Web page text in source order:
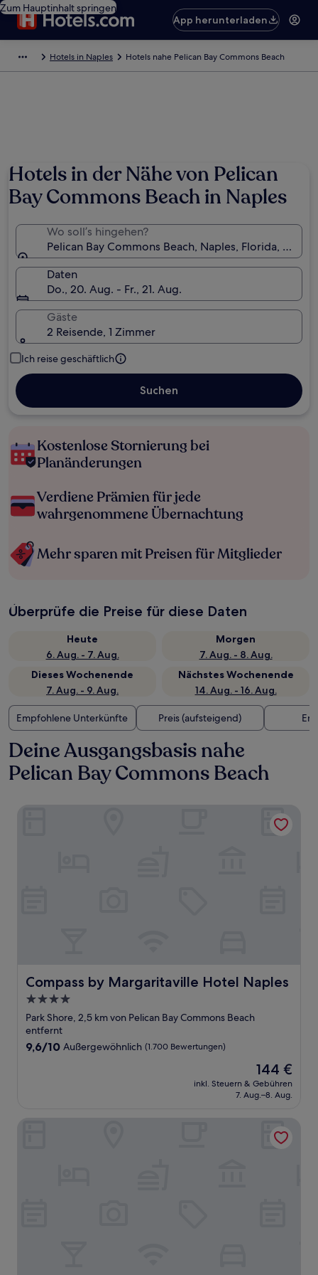
Zum Hauptinhalt springen
App herunterladen
Hotels in Naples Hotels nahe Pelican Bay Commons Beach
Hotels in der Nähe von Pelican
Bay Commons Beach in Naples
Wo soll’s hingehen?
Pelican Bay Commons Beach, Naples, Florida, USA
Daten
Do., 20. Aug. - Fr., 21. Aug.
Gäste
2 Reisende, 1 Zimmer
Ich reise geschäftlich
Suchen
Kostenlose Stornierung bei
Planänderungen
Verdiene Prämien für jede
wahrgenommene Übernachtung
Mehr sparen mit Preisen für Mitglieder
Überprüfe die Preise für diese Daten
Heute
6. Aug. - 7. Aug.
Morgen
7. Aug. - 8. Aug.
Dieses Wochenende
7. Aug. - 9. Aug.
Nächstes Wochenende
14. Aug. - 16. Aug.
Empfohlene Unterkünfte Preis (aufsteigend)
Deine Ausgangsbasis nahe
Pelican Bay Commons Beach
Compass by Margaritaville Hotel Naples
Compass by Margaritaville Hotel Naples
4.0-
Sterne-
Unterkunft
Park Shore, 2,5 km von Pelican Bay Commons Beach
entfernt
9.6
9,6/10 Außergewöhnlich (1.700 Bewertungen)
Der
Preis
beträgt
144 €
inkl. Steuern & Gebühren
7. Aug.–8. Aug.